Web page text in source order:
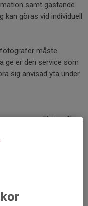
samt gästande
kan göras vid individuell
måste
ge er den service som
sig anvisad yta under
serveras lättare fika.
efter
Public finns i